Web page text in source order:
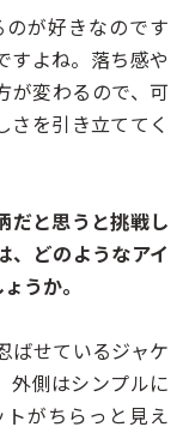
が好きなのです
すよね。落ち感や
が変わるので、可
さを引き立ててく
と思うと挑戦し
、どのようなアイ
うか。
ばせているジャケ
外側はシンプルに
がちらっと見え